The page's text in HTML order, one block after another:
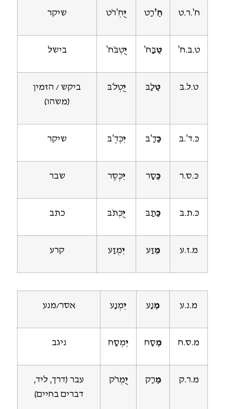
ח’.ר.ט חַ’רַט יֻחְ’רֹט שיקר
ט.בּ.ח’ טַבַּח’ יֻטְבֹּח’ בישל
ט.ל.בּ טַלַבּ יֻטְלֹבּ
ביקש / הזמין
(משהו)
כּ.ד’.בּ כַּדַ’בּ יִכְּדֶ’בּ שיקר
כּ.ס.ר כַּסַר יִכְּסֶר שבר
כּ.ת.בּ כַּתַבּ יֻכְּתֹבּ כתב
מ.ז.ע מַזַע יִמְזַע קרע
מ.נ.ע מַנַע יִמְנַע אסר/מנע
מ.ס.ח מַסַח יִמְסַח ניגב
מ.ר.ק מַרַק יֻמְרֹק
עבר (דרך, ליד,
דברים בחיים)